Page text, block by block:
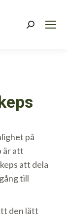
Search:
på
är att
att dela
till
den lätt